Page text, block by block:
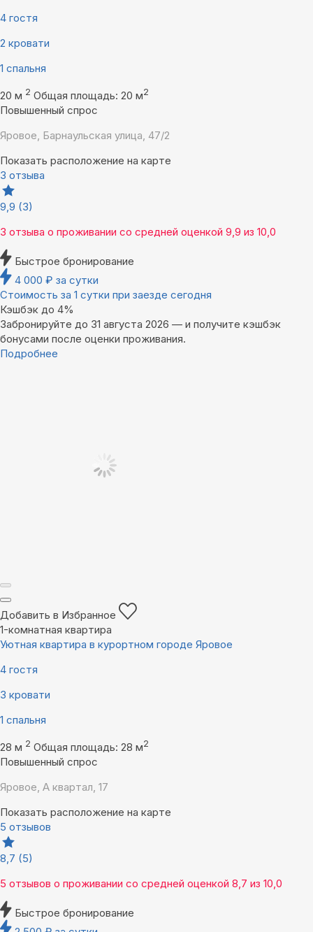
4 гостя
2 кровати
1 спальня
20 м 2 Общая площадь: 20 м2
Повышенный спрос
Яровое, Барнаульская улица, 47/2
Показать расположение на карте
3 отзыва
9,9 (3)
3 отзыва о проживании со средней оценкой 9,9 из 10,0
Быстрое бронирование
4 000 ₽ за сутки
Стоимость за 1 сутки при заезде сегодня
Кэшбэк до 4%
Забронируйте до 31 августа 2026 — и получите кэшбэк
бонусами после оценки проживания.
Подробнее
Добавить в Избранное
1-комнатная квартира
Уютная квартира в курортном городе Яровое
4 гостя
3 кровати
1 спальня
28 м 2 Общая площадь: 28 м2
Повышенный спрос
Яровое, А квартал, 17
Показать расположение на карте
5 отзывов
8,7 (5)
5 отзывов о проживании со средней оценкой 8,7 из 10,0
Быстрое бронирование